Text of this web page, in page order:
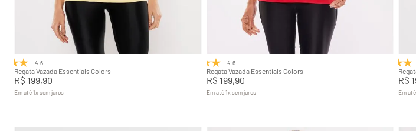
G GG
Adicionar na sacola
4.6
Regata Vazada Essentials Colors
R$ 199,90
Em até 1xsem juros
P M G GG
Adicionar na sacola
4.6
Regata Vazada Essentials Colors
R$ 199,90
Em até 1xsem juros
R$
Em até